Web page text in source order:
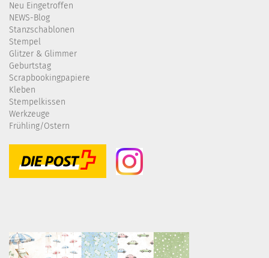
Neu Eingetroffen
NEWS-Blog
Stanzschablonen
Stempel
Glitzer & Glimmer
Geburtstag
Scrapbookingpapiere
Kleben
Stempelkissen
Werkzeuge
Frühling/Ostern